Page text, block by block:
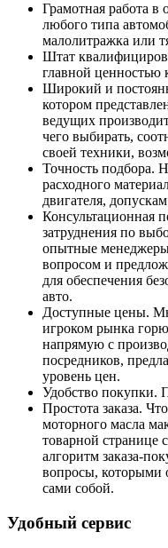
Грамотная работа в
любого типа
малолитражка или
Штат
главной ценностью
Широкий и
котором
ведущих
чего выбирать,
своей техники,
Точность подбора.
расходного
двигателя,
Консультационная
затруднения по
опытные менеджеры
вопросом и
для обеспечения
авто.
Доступные цены.
игроком рынка
напрямую с
посредников,
уровень цен.
Удобство покупки.
Простота заказа.
моторного масла
товарной странице
алгоритм заказа-
вопросы, которыми
сами собой.
Удобный сервис